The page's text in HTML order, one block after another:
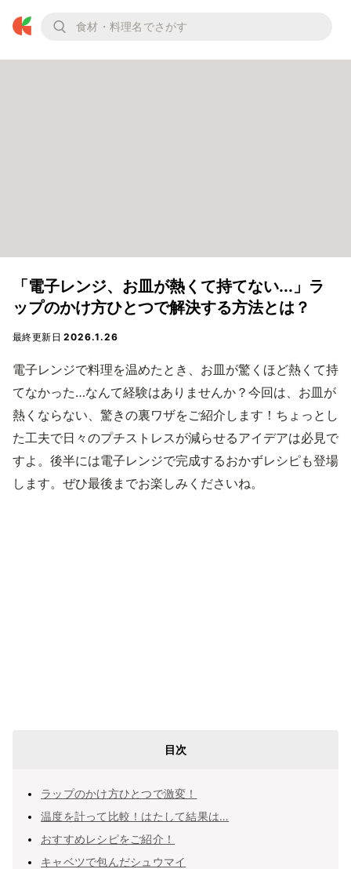
「電子レンジ、お皿が熱くて持てない...」ラ
ップのかけ方ひとつで解決する方法とは？
最終更新日2026.1.26
電子レンジで料理を温めたとき、お皿が驚くほど熱くて持
てなかった…なんて経験はありませんか？今回は、お皿が
熱くならない、驚きの裏ワザをご紹介します！ちょっとし
た工夫で日々のプチストレスが減らせるアイデアは必見で
すよ。後半には電子レンジで完成するおかずレシピも登場
します。ぜひ最後までお楽しみくださいね。
目次
ラップのかけ方ひとつで激変！
温度を計って比較！はたして結果は…
おすすめレシピをご紹介！
キャベツで包んだシュウマイ